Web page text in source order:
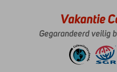
Vakantie
Gegarandeerd veilig